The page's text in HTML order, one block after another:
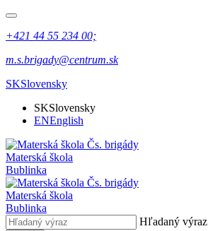
+421 44 55 234 00;
m.s.brigady@centrum.sk
SKSlovensky
SKSlovensky
ENEnglish
Materská škola
Bublinka
Materská škola
Bublinka
Hľadaný výraz